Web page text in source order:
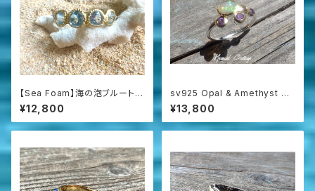
【Sea Foam】海の泡ブルートパ
ーズの燻しシルバーリング（Silv
er925）
¥12,800
sv925 Opal & Amethyst Se
a Foam Ring 人魚姫の祈り☆
オパールとアメジストの海の泡
リング
¥13,800